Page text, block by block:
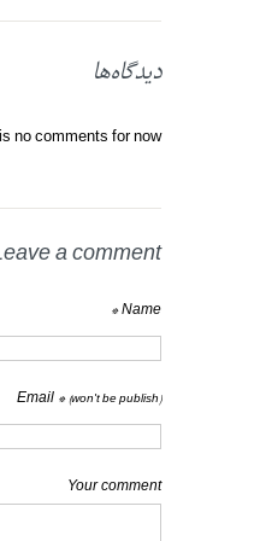
دیدگاه‌ها
no comments for now.
a comment
Name *
Email * (won't be publish)
Your comment